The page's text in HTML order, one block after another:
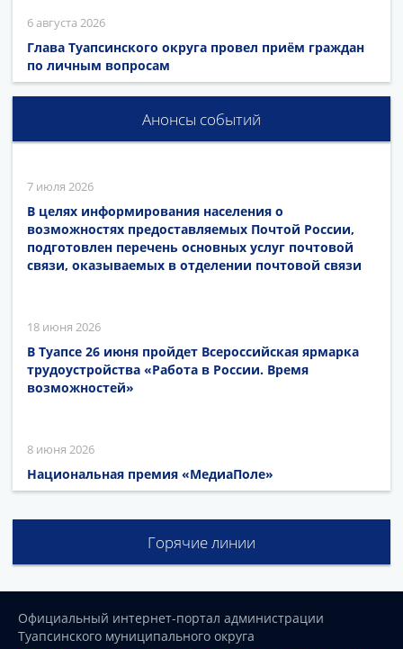
6 августа 2026
Глава Туапсинского округа провел приём граждан
по личным вопросам
Анонсы событий
7 июля 2026
В целях информирования населения о
возможностях предоставляемых Почтой России,
подготовлен перечень основных услуг почтовой
связи, оказываемых в отделении почтовой связи
18 июня 2026
В Туапсе 26 июня пройдет Всероссийская ярмарка
трудоустройства «Работа в России. Время
возможностей»
8 июня 2026
Национальная премия «МедиаПоле»
Горячие линии
Официальный интернет-портал администрации
Туапсинского муниципального округа